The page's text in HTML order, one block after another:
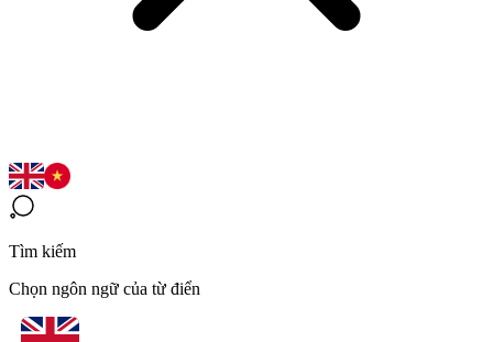
Tìm kiếm
Chọn ngôn ngữ của từ điển